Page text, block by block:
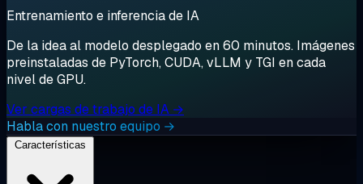
Entrenamiento e inferencia de IA
De la idea al modelo desplegado en 60 minutos. Imágenes
preinstaladas de PyTorch, CUDA, vLLM y TGI en cada
nivel de GPU.
Ver cargas de trabajo de IA →
Habla con nuestro equipo →